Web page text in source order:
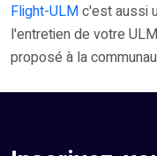
Flight-ULMc'est aussi
l'entretien de votre
proposé à la